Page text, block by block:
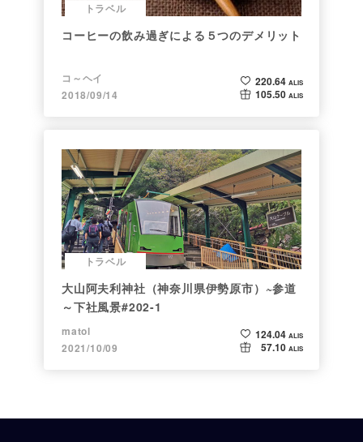
トラベル
コーヒーの飲み過ぎによる５つのデメリット
コ～ヘイ
2018/09/14
220.64 ALIS
105.50 ALIS
トラベル
大山阿夫利神社（神奈川県伊勢原市）~参道
～下社風景#202-1
matol
2021/10/09
124.04 ALIS
57.10 ALIS